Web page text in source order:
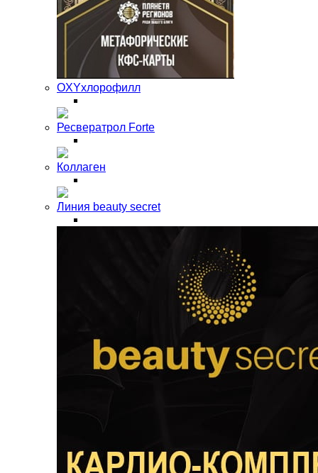
OXYхлорофилл
Ресвератрол Forte
Коллаген
Линия beauty secret